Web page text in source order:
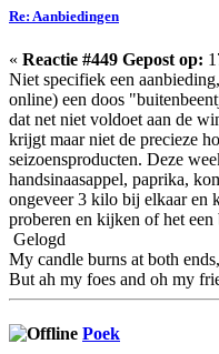
Re: Aanbiedingen
« Reactie #449 Gepost op:
Niet specifiek een
online) een doos
dat net niet voldoet aan de
krijgt maar niet de precieze
seizoensproducten. Deze
handsinaasappel, paprika,
ongeveer 3 kilo bij elkaar en
proberen en kijken of het een
Gelogd
My candle burns at both
But ah my foes and oh my
Poek